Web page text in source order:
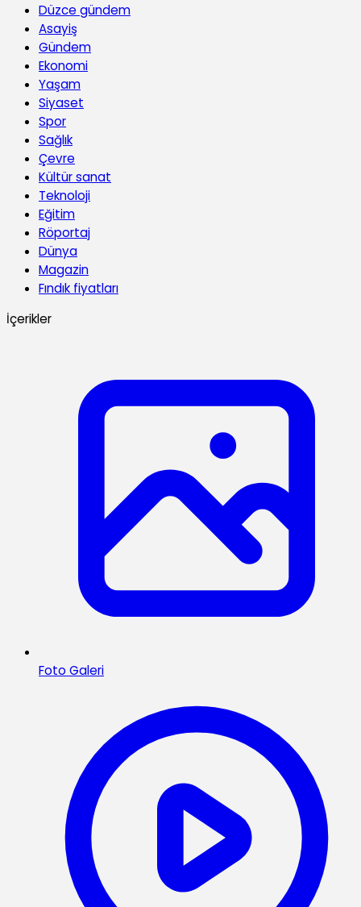
Düzce gündem
Asayiş
Gündem
Ekonomi
Yaşam
Siyaset
Spor
Sağlık
Çevre
Kültür sanat
Teknoloji
Eğitim
Röportaj
Dünya
Magazin
Fındık fiyatları
İçerikler
Foto Galeri